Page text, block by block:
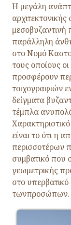
Η μεγάλη
μεσοβυζαντινή
παράλληλη
στο Νομό
τους οποίους οι
προσφέρουν
τοιχογραφιών
δείγματα
τέμπλα
είναι το ότι η
περισσοτέρων
συμβατικό που
γεωμετρικής
στο
τωνπροσώπων.